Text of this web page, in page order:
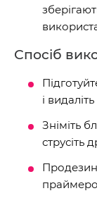
Спосіб
і
Зніміть
струсіть